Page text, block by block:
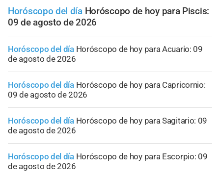
Horóscopo del día Horóscopo de hoy para Piscis:
09 de agosto de 2026
Horóscopo del día Horóscopo de hoy para Acuario: 09
de agosto de 2026
Horóscopo del día Horóscopo de hoy para Capricornio:
09 de agosto de 2026
Horóscopo del día Horóscopo de hoy para Sagitario: 09
de agosto de 2026
Horóscopo del día Horóscopo de hoy para Escorpio: 09
de agosto de 2026